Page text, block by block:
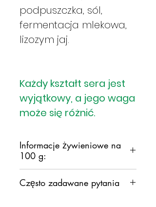
podpuszczka, sól,
fermentacja mlekowa,
lizozym jaj.
Każdy kształt sera jest
wyjątkowy, a jego waga
może się różnić.
Informacje żywieniowe na
100 g:
TŁUSZCZ CAŁKOWITY:35,6 g
Często zadawane pytania